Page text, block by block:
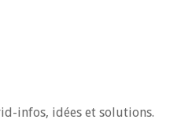
infos, idées et solutions.